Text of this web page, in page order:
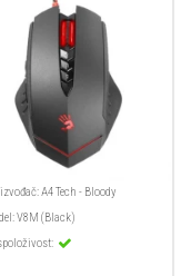
A4 Tech - Bloody
V8M (Black)